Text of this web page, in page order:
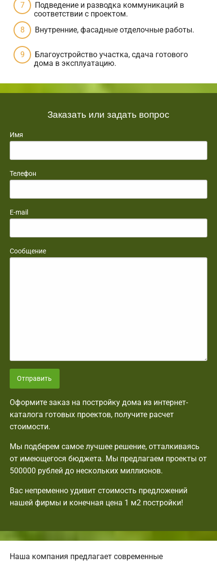
Подведение и разводка коммуникаций в
соответствии с проектом.
Внутренние, фасадные отделочные работы.
Благоустройство участка, сдача готового
дома в эксплуатацию.
Заказать или задать вопрос
Имя
Телефон
E-mail
Сообщение
Отправить
Оформите заказ на постройку дома из интернет-
каталога готовых проектов, получите расчет
стоимости.
Мы подберем самое лучшее решение, отталкиваясь
от имеющегося бюджета. Мы предлагаем проекты от
500000 рублей до нескольких миллионов.
Вас непременно удивит стоимость предложений
нашей фирмы и конечная цена 1 м2 постройки!
Наша компания предлагает современные